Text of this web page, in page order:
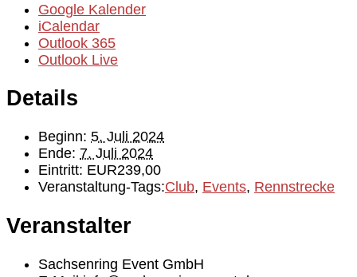
Google Kalender
iCalendar
Outlook 365
Outlook Live
Details
Beginn: 5. Juli 2024
Ende: 7. Juli 2024
Eintritt: EUR239,00
Veranstaltung-Tags:Club, Events, Rennstrecke
Veranstalter
Sachsenring Event GmbH